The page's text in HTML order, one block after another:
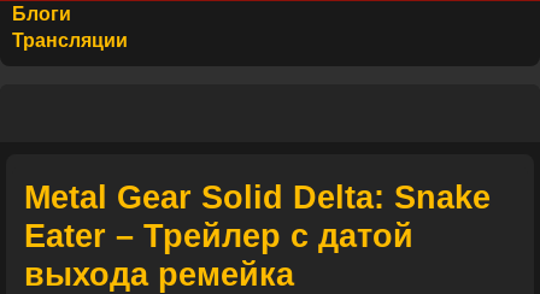
Блоги
Трансляции
Metal Gear Solid Delta: Snake
Eater – Трейлер с датой
выхода ремейка